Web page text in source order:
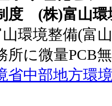
度 (株)富山環
環境整備(富
所に微量PCB
省中部地方環